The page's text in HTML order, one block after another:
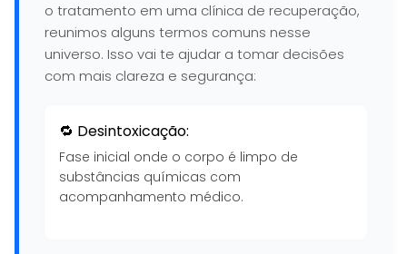
o tratamento em uma clínica de recuperação,
reunimos alguns termos comuns nesse
universo. Isso vai te ajudar a tomar decisões
com mais clareza e segurança:
🔁 Desintoxicação:
Fase inicial onde o corpo é limpo de
substâncias químicas com
acompanhamento médico.